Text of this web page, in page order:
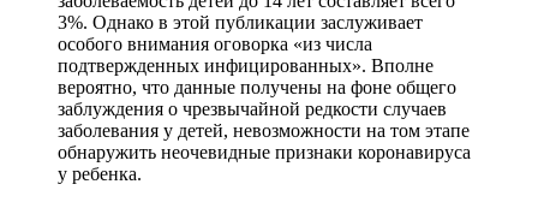
3%. Однако в этой публикации заслуживает
особого внимания оговорка «из числа
подтвержденных инфицированных». Вполне
вероятно, что данные получены на фоне общего
заблуждения о чрезвычайной редкости случаев
заболевания у детей, невозможности на том этапе
обнаружить неочевидные признаки коронавируса
у ребенка.